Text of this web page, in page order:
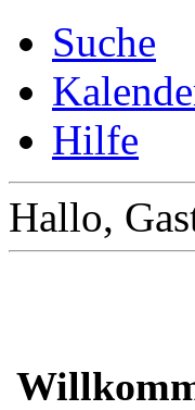
Suche
Hilfe
Hallo,